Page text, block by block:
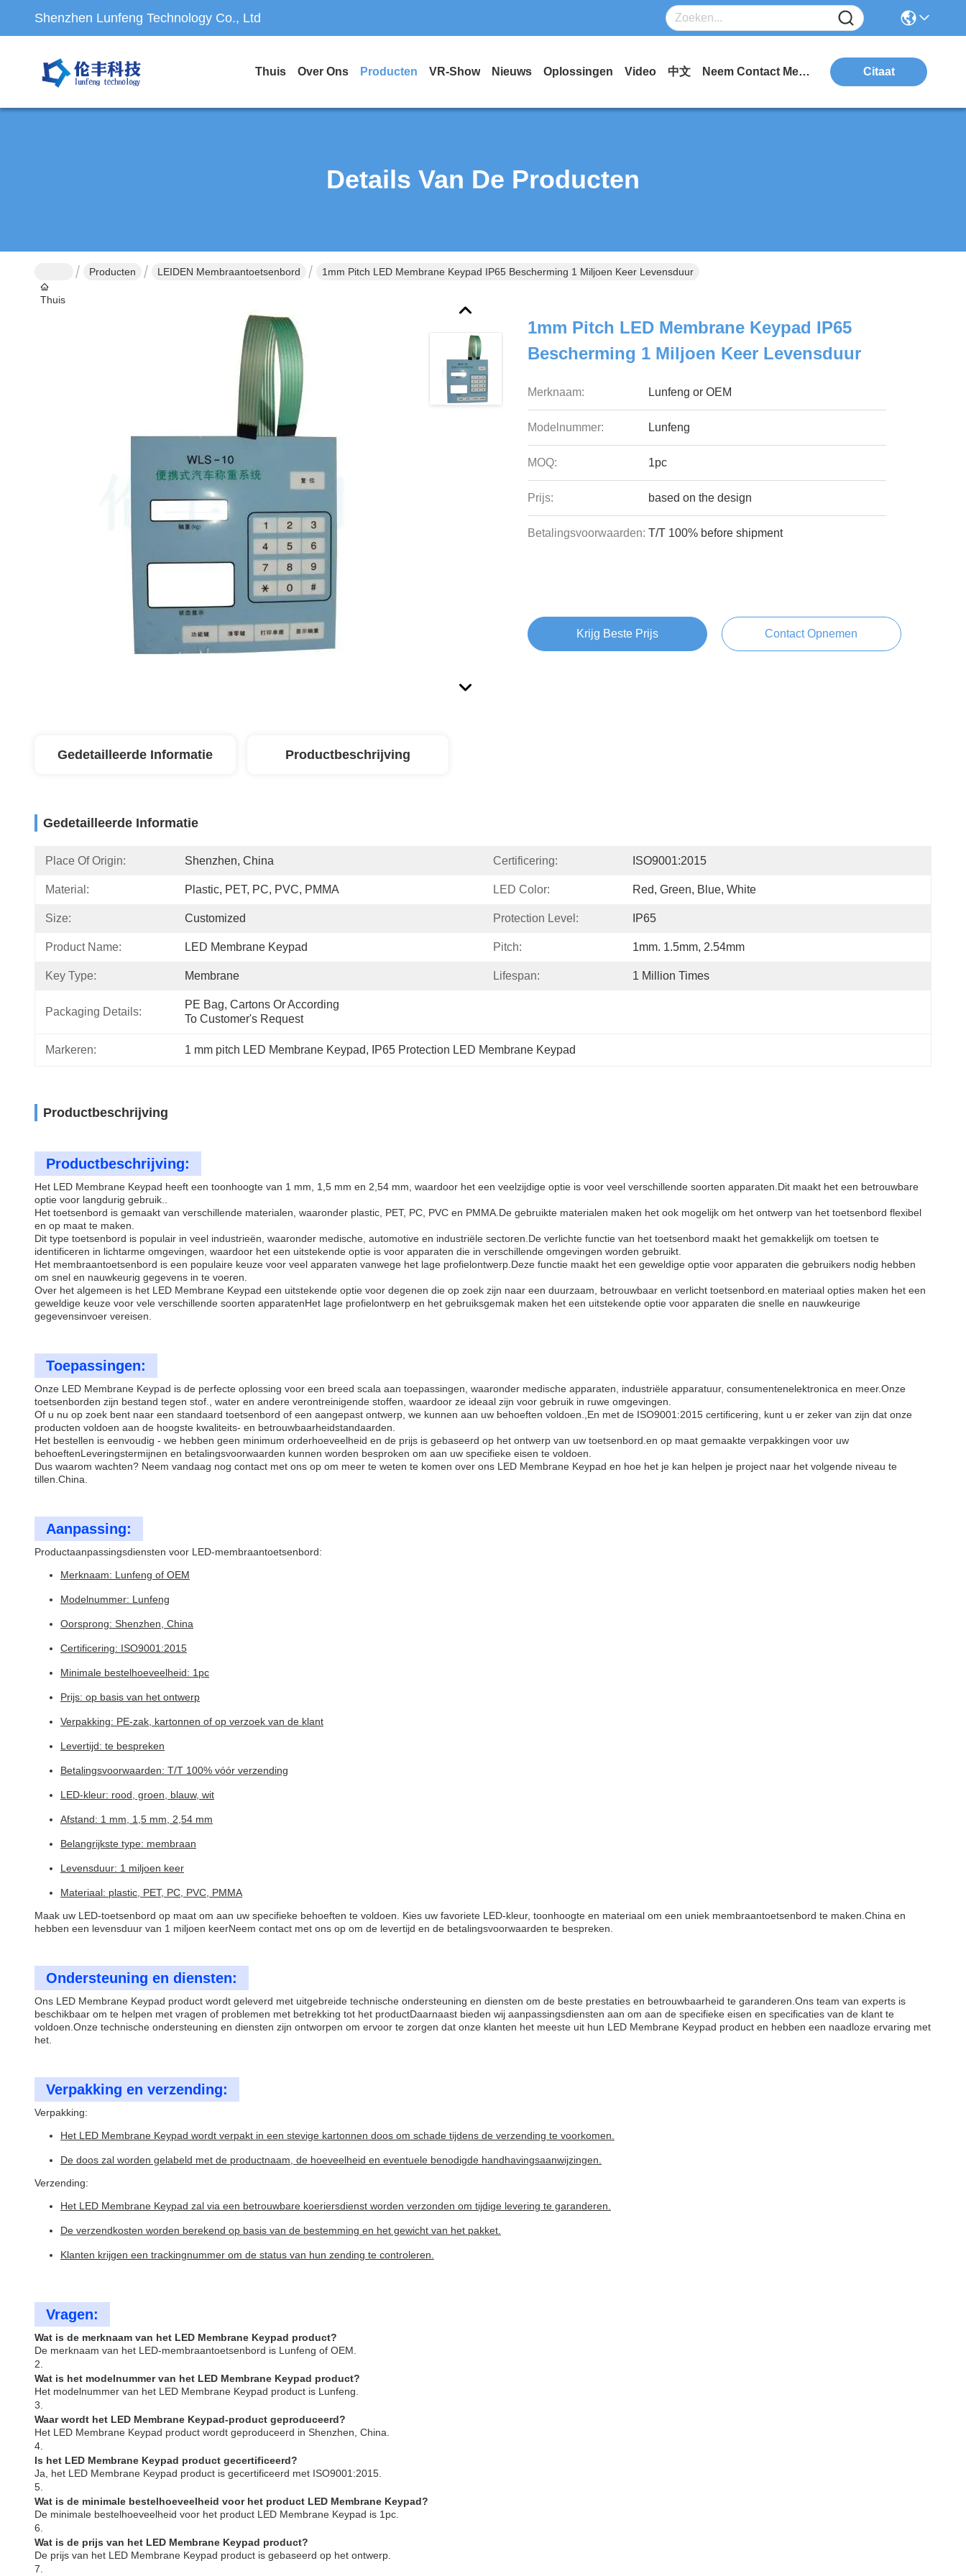
Shenzhen Lunfeng Technology Co., Ltd
Thuis Over Ons Producten VR-Show Nieuws Oplossingen Video 中文 Neem Contact Met Ons Op. Citaat
Details Van De Producten
Thuis
Producten LEIDEN Membraantoetsenbord 1mm Pitch LED Membrane Keypad IP65 Bescherming 1 Miljoen Keer Levensduur
1mm Pitch LED Membrane Keypad IP65
Bescherming 1 Miljoen Keer Levensduur
Merknaam: Lunfeng or OEM
Modelnummer: Lunfeng
MOQ: 1pc
Prijs: based on the design
Betalingsvoorwaarden: T/T 100% before shipment
Krijg Beste Prijs Contact Opnemen
Gedetailleerde Informatie Productbeschrijving
Gedetailleerde Informatie
Place Of Origin: Shenzhen, China Certificering: ISO9001:2015
Material: Plastic, PET, PC, PVC, PMMA LED Color: Red, Green, Blue, White
Size: Customized Protection Level: IP65
Product Name: LED Membrane Keypad Pitch: 1mm. 1.5mm, 2.54mm
Key Type: Membrane Lifespan: 1 Million Times
Packaging Details:
PE Bag, Cartons Or According
To Customer's Request
Markeren: 1 mm pitch LED Membrane Keypad, IP65 Protection LED Membrane Keypad
Productbeschrijving
Productbeschrijving:
Het LED Membrane Keypad heeft een toonhoogte van 1 mm, 1,5 mm en 2,54 mm, waardoor het een veelzijdige optie is voor veel verschillende soorten apparaten.Dit maakt het een betrouwbare
optie voor langdurig gebruik..
Het toetsenbord is gemaakt van verschillende materialen, waaronder plastic, PET, PC, PVC en PMMA.De gebruikte materialen maken het ook mogelijk om het ontwerp van het toetsenbord flexibel
en op maat te maken.
Dit type toetsenbord is populair in veel industrieën, waaronder medische, automotive en industriële sectoren.De verlichte functie van het toetsenbord maakt het gemakkelijk om toetsen te
identificeren in lichtarme omgevingen, waardoor het een uitstekende optie is voor apparaten die in verschillende omgevingen worden gebruikt.
Het membraantoetsenbord is een populaire keuze voor veel apparaten vanwege het lage profielontwerp.Deze functie maakt het een geweldige optie voor apparaten die gebruikers nodig hebben
om snel en nauwkeurig gegevens in te voeren.
Over het algemeen is het LED Membrane Keypad een uitstekende optie voor degenen die op zoek zijn naar een duurzaam, betrouwbaar en verlicht toetsenbord.en materiaal opties maken het een
geweldige keuze voor vele verschillende soorten apparatenHet lage profielontwerp en het gebruiksgemak maken het een uitstekende optie voor apparaten die snelle en nauwkeurige
gegevensinvoer vereisen.
Toepassingen:
Onze LED Membrane Keypad is de perfecte oplossing voor een breed scala aan toepassingen, waaronder medische apparaten, industriële apparatuur, consumentenelektronica en meer.Onze
toetsenborden zijn bestand tegen stof., water en andere verontreinigende stoffen, waardoor ze ideaal zijn voor gebruik in ruwe omgevingen.
Of u nu op zoek bent naar een standaard toetsenbord of een aangepast ontwerp, we kunnen aan uw behoeften voldoen.,En met de ISO9001:2015 certificering, kunt u er zeker van zijn dat onze
producten voldoen aan de hoogste kwaliteits- en betrouwbaarheidstandaarden.
Het bestellen is eenvoudig - we hebben geen minimum orderhoeveelheid en de prijs is gebaseerd op het ontwerp van uw toetsenbord.en op maat gemaakte verpakkingen voor uw
behoeftenLeveringstermijnen en betalingsvoorwaarden kunnen worden besproken om aan uw specifieke eisen te voldoen.
Dus waarom wachten? Neem vandaag nog contact met ons op om meer te weten te komen over ons LED Membrane Keypad en hoe het je kan helpen je project naar het volgende niveau te
tillen.China.
Aanpassing:
Productaanpassingsdiensten voor LED-membraantoetsenbord:
Merknaam: Lunfeng of OEM
Modelnummer: Lunfeng
Oorsprong: Shenzhen, China
Certificering: ISO9001:2015
Minimale bestelhoeveelheid: 1pc
Prijs: op basis van het ontwerp
Verpakking: PE-zak, kartonnen of op verzoek van de klant
Levertijd: te bespreken
Betalingsvoorwaarden: T/T 100% vóór verzending
LED-kleur: rood, groen, blauw, wit
Afstand: 1 mm, 1,5 mm, 2,54 mm
Belangrijkste type: membraan
Levensduur: 1 miljoen keer
Materiaal: plastic, PET, PC, PVC, PMMA
Maak uw LED-toetsenbord op maat om aan uw specifieke behoeften te voldoen. Kies uw favoriete LED-kleur, toonhoogte en materiaal om een uniek membraantoetsenbord te maken.China en
hebben een levensduur van 1 miljoen keerNeem contact met ons op om de levertijd en de betalingsvoorwaarden te bespreken.
Ondersteuning en diensten:
Ons LED Membrane Keypad product wordt geleverd met uitgebreide technische ondersteuning en diensten om de beste prestaties en betrouwbaarheid te garanderen.Ons team van experts is
beschikbaar om te helpen met vragen of problemen met betrekking tot het productDaarnaast bieden wij aanpassingsdiensten aan om aan de specifieke eisen en specificaties van de klant te
voldoen.Onze technische ondersteuning en diensten zijn ontworpen om ervoor te zorgen dat onze klanten het meeste uit hun LED Membrane Keypad product en hebben een naadloze ervaring met
het.
Verpakking en verzending:
Verpakking:
Het LED Membrane Keypad wordt verpakt in een stevige kartonnen doos om schade tijdens de verzending te voorkomen.
De doos zal worden gelabeld met de productnaam, de hoeveelheid en eventuele benodigde handhavingsaanwijzingen.
Verzending:
Het LED Membrane Keypad zal via een betrouwbare koeriersdienst worden verzonden om tijdige levering te garanderen.
De verzendkosten worden berekend op basis van de bestemming en het gewicht van het pakket.
Klanten krijgen een trackingnummer om de status van hun zending te controleren.
Vragen:
Wat is de merknaam van het LED Membrane Keypad product?
De merknaam van het LED-membraantoetsenbord is Lunfeng of OEM.
2.
Wat is het modelnummer van het LED Membrane Keypad product?
Het modelnummer van het LED Membrane Keypad product is Lunfeng.
3.
Waar wordt het LED Membrane Keypad-product geproduceerd?
Het LED Membrane Keypad product wordt geproduceerd in Shenzhen, China.
4.
Is het LED Membrane Keypad product gecertificeerd?
Ja, het LED Membrane Keypad product is gecertificeerd met ISO9001:2015.
5.
Wat is de minimale bestelhoeveelheid voor het product LED Membrane Keypad?
De minimale bestelhoeveelheid voor het product LED Membrane Keypad is 1pc.
6.
Wat is de prijs van het LED Membrane Keypad product?
De prijs van het LED Membrane Keypad product is gebaseerd op het ontwerp.
7.